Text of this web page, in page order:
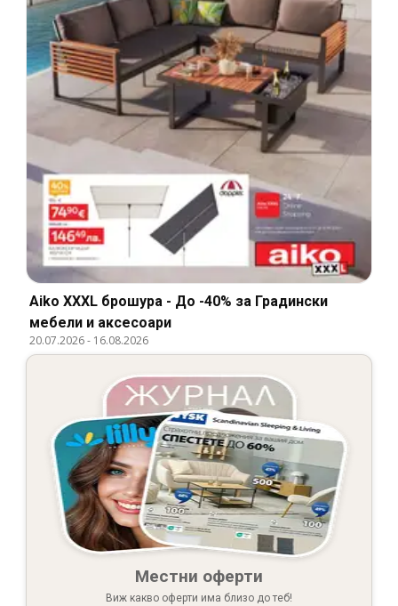
Aiko XXXL брошура - До -40% за Градински
мебели и аксесоари
20.07.2026- 16.08.2026
Местни оферти
Виж какво оферти има близо до теб!